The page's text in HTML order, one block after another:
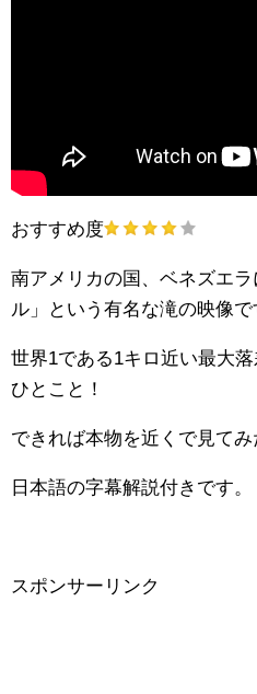
おすすめ度
南アメリカの国、ベネズエ
ル」という有名な滝の映像で
世界1である1キロ近い最大
ひとこと！
できれば本物を近くで見てみ
日本語の字幕解説付きです。
スポンサーリンク